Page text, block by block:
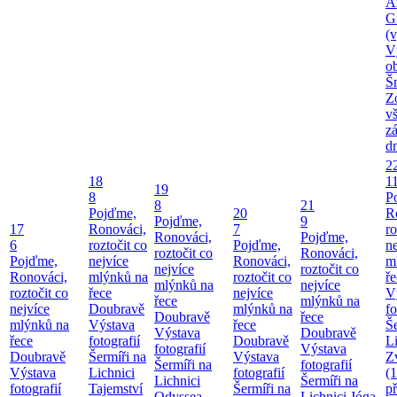
17
6
Pojďme,
Ronováci,
roztočit co
nejvíce
mlýnků na
řece
Doubravě
Výstava
fotografií
18
8
Pojďme,
Ronováci,
roztočit co
nejvíce
mlýnků na
řece
Doubravě
Výstava
fotografií
Šermíři na
Lichnici
Tajemství
19
8
Pojďme,
Ronováci,
roztočit co
nejvíce
mlýnků na
řece
Doubravě
Výstava
fotografií
Šermíři na
Lichnici
20
7
Pojďme,
Ronováci,
roztočit co
nejvíce
mlýnků na
řece
Doubravě
Výstava
fotografií
Šermíři na
21
9
Pojďme,
Ronováci,
roztočit co
nejvíce
mlýnků na
řece
Doubravě
Výstava
fotografií
Šermíři na